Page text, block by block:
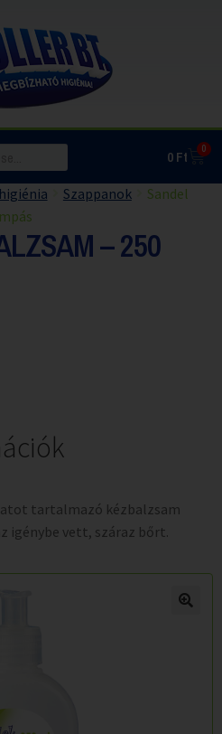
0Ft 0
Szappanok
Sandel
– 250
tartalmazó kézbalzsam
igénybe vett, száraz bőrt.